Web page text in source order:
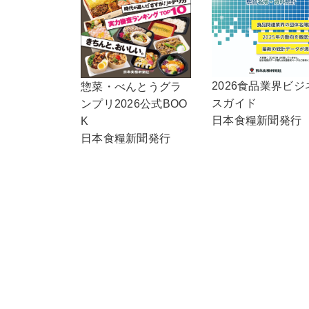
惣菜・べんとうグラ
ンプリ2026公式BOO
K
日本食糧新聞発行
2026食品業界ビジ
スガイド
日本食糧新聞発行